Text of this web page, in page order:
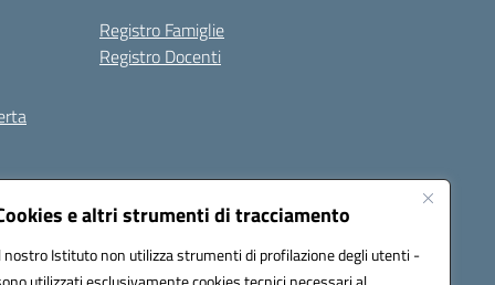
e altri strumenti di tracciamento
nostro Istituto non utilizza strumenti di profilazione degli utenti -
Registro Famiglie
Registro Docenti
Note legali